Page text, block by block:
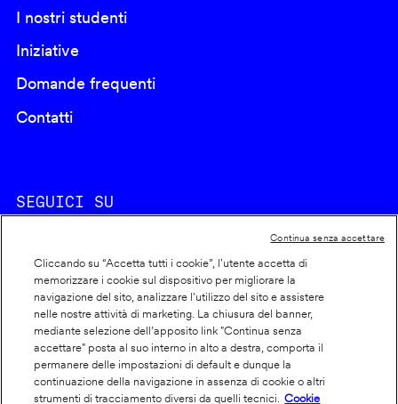
I nostri studenti
Iniziative
Domande frequenti
Contatti
SEGUICI SU
Footer
info
Cookie policy
Dichiarazione di accessibilità
Privacy
Cliccando su “Accetta tutti i cookie”, l'utente accetta di
memorizzare i cookie sul dispositivo per migliorare la
navigazione del sito, analizzare l'utilizzo del sito e assistere
nelle nostre attività di marketing. La chiusura del banner,
mediante selezione dell’apposito link "Continua senza
accettare" posta al suo interno in alto a destra, comporta il
permanere delle impostazioni di default e dunque la
continuazione della navigazione in assenza di cookie o altri
strumenti di tracciamento diversi da quelli tecnici.
Cookie
Continua senza accettare